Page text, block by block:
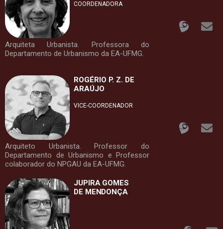
COORDENADORA
Arquiteta Urbanista. Professora do
Departamento de Urbanismo da EA-UFMG.
ROGÉRIO P. Z. DE
ARAÚJO
VICE-COORDENADOR
Arquiteto Urbanista. Professor do
Departamento de Urbanismo e Professor
colaborador do NPGAU da EA-UFMG.
JUPIRA GOMES
DE MENDONÇA